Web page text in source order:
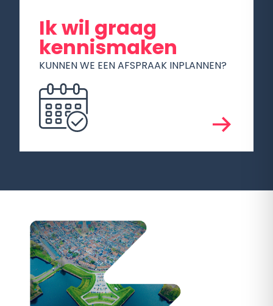
Ik wil graag
kennismaken
KUNNEN WE EEN AFSPRAAK INPLANNEN?